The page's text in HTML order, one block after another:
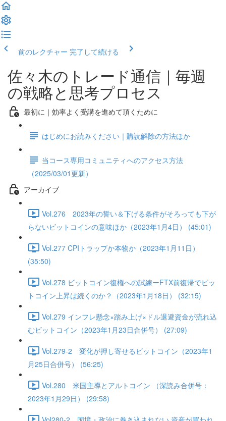
前のレクチャー 完了して続ける
佐々木のトレード通信｜毎週
の戦略と思考プロセス
最初に｜効率よく受講を進めて頂くために
はじめにお読みください｜購読解除の方法ほか
当コース専用コミュニティへのアクセス方法
（2025/03/01更新）
アーカイブ
Vol.276 2023年の誓い＆下げる条件がそろっても下が
らないビットコインの意味ほか（2023年1月4日） (45:01)
Vol.277 CPIトラップか本物か（2023年1月11日）
(35:50)
Vol.278 ビットコイン復権への試練ーFTX前復帰でビッ
トコイン上昇は続くのか？（2023年1月18日） (32:15)
Vol.279 インフレ懸念×踏み上げ×ドル退避資金が流れ込
むビットコイン（2023年1月23日合併号） (27:09)
Vol.279-2 変化が押し寄せるビットコイン（2023年1
月25日合併号） (56:25)
Vol.280 米国主導とアルトコイン （深読み合併号：
2023年1月29日） (29:58)